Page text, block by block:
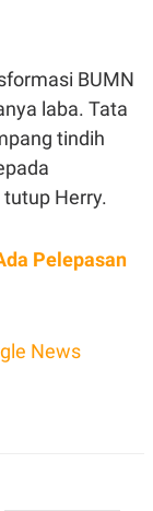
BUMN
laba. Tata
tindih
Herry.
Pelepasan
News